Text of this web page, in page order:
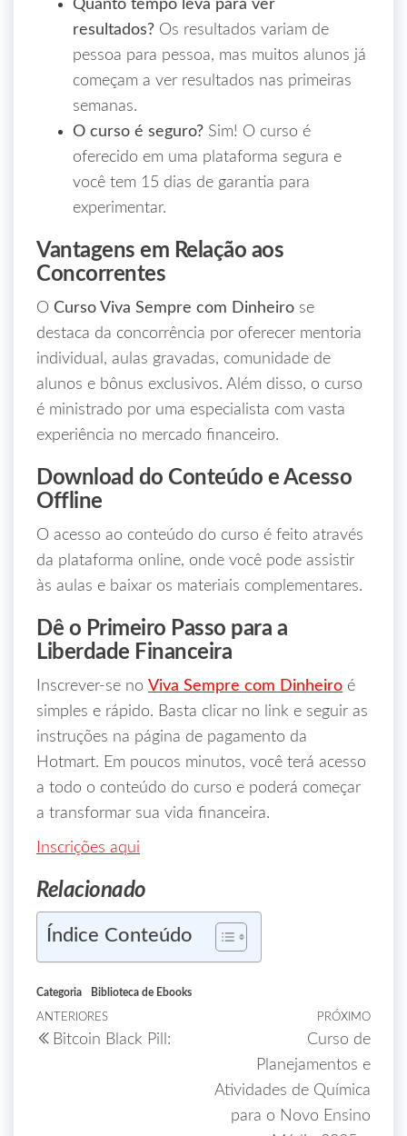
Quanto tempo leva para ver
resultados? Os resultados variam de
pessoa para pessoa, mas muitos alunos já
começam a ver resultados nas primeiras
semanas.
O curso é seguro? Sim! O curso é
oferecido em uma plataforma segura e
você tem 15 dias de garantia para
experimentar.
Vantagens em Relação aos
Concorrentes
O Curso Viva Sempre com Dinheiro se
destaca da concorrência por oferecer mentoria
individual, aulas gravadas, comunidade de
alunos e bônus exclusivos. Além disso, o curso
é ministrado por uma especialista com vasta
experiência no mercado financeiro.
Download do Conteúdo e Acesso
Offline
O acesso ao conteúdo do curso é feito através
da plataforma online, onde você pode assistir
às aulas e baixar os materiais complementares.
Dê o Primeiro Passo para a
Liberdade Financeira
Inscrever-se no Viva Sempre com Dinheiro é
simples e rápido. Basta clicar no link e seguir as
instruções na página de pagamento da
Hotmart. Em poucos minutos, você terá acesso
a todo o conteúdo do curso e poderá começar
a transformar sua vida financeira.
Inscrições aqui
Relacionado
Índice Conteúdo
Categoria Biblioteca de Ebooks
ANTERIORES
Bitcoin Black Pill:
PRÓXIMO
Curso de
Planejamentos e
Atividades de Química
para o Novo Ensino